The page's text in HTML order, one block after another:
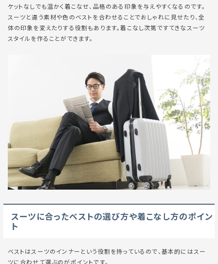
ケットなしでも温かく着こなせ、品格のある印象を与えやすくなるのです。
スーツと違う素材や色のベストを合わせることでおしゃれに見せたり、全
体の印象を変えたりする役割もあります。着こなし次第ですてきなスーツ
スタイルを作ることができます。
スーツに合ったベストの選び方や着こなし方のポイン
ト
ベストはスーツのインナーという役割を持っているので、基本的にはスー
ツに合わせて選ぶのがポイントです。